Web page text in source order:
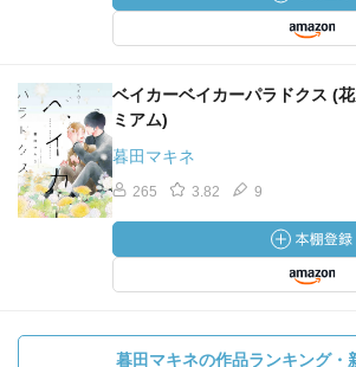
ベイカーベイカーパラドクス (
ミアム)
暮田マキネ
265 3.82 9
暮田マキネの作品ランキング・